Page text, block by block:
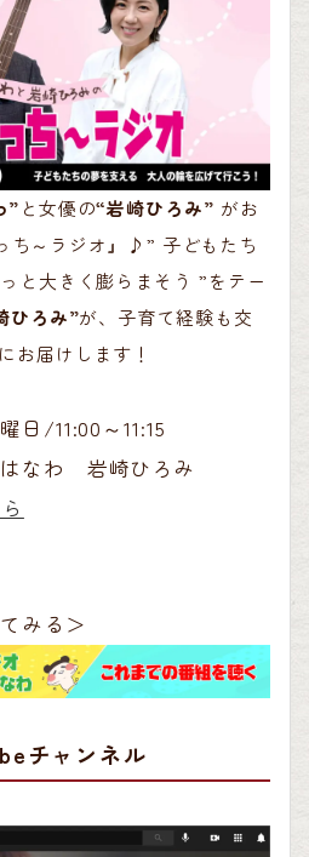
” と女優の“岩崎ひろみ” がお
ち～ラジオ』♪” 子どもたち
と大きく膨らまそう ”をテー
ひろみ”が、子育て経験も交
お届けします！
日/11:00～11:15
はなわ 岩崎ひろみ
みる＞
チャンネル